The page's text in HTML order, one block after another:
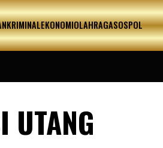
KRIMINALEKONOMIOLAHRAGASOSPOL
UTANG